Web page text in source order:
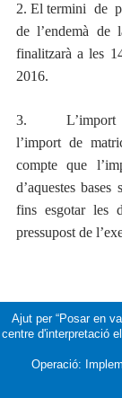
2. El termini de
de l’endemà
finalitzarà a les
2016.
3. L’import
l’import de
compte que
d’aquestes
fins esgotar les
pressupost de
Ajut per “Posar en
centre d'interpretació
Operació: